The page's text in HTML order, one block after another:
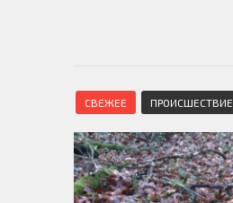
СВЕЖЕЕ ПРОИСШЕСТВИЕ